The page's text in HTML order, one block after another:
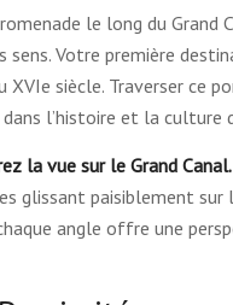
le long du Grand
Votre première
siècle. Traverser ce
l’histoire et la culture
la vue sur le Grand Canal.
glissant paisiblement sur
angle offre une